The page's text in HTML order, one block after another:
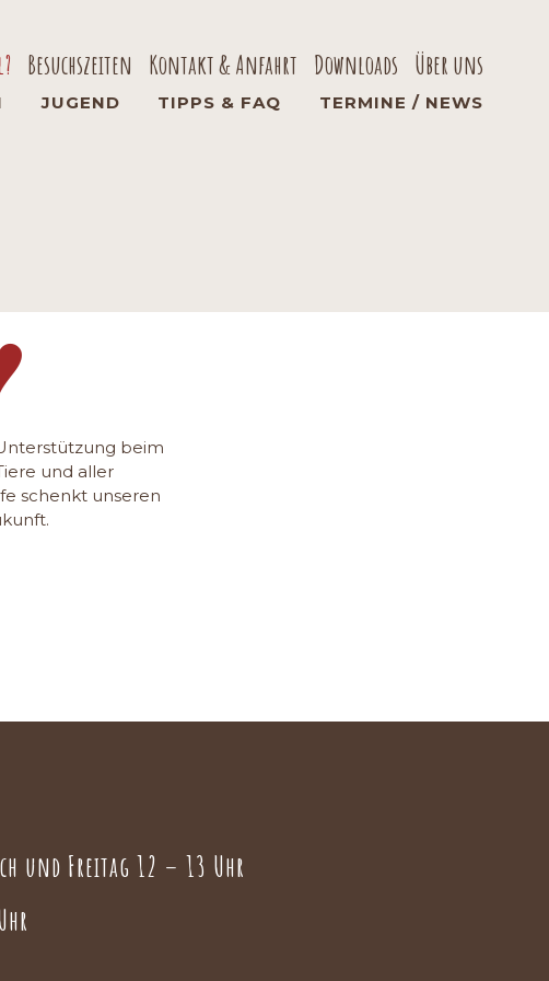
Besuchszeiten Kontakt & Anfahrt Downloads Über uns
JUGEND TIPPS & FAQ TERMINE / NEWS
beim
und aller
schenkt unseren
und Freitag 12 – 13 Uhr